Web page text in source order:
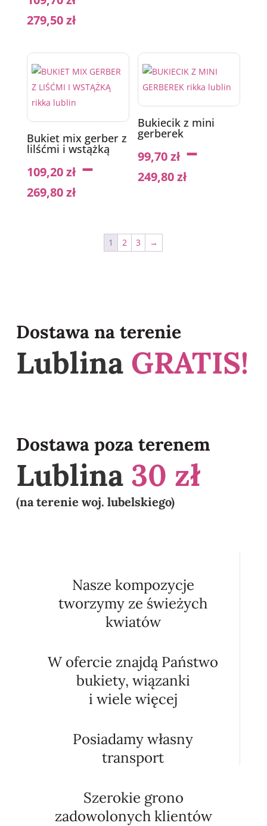
279,50zł
Bukiet mix gerber z
lilśćmi i wstążką
109,20zł–
269,80zł
Bukiecik z mini
gerberek
99,70zł–
249,80zł
1 2 3 →
Dostawa na terenie
Lublina GRATIS!
Dostawa poza terenem
Lublina 30 zł
(na terenie woj. lubelskiego)
Nasze kompozycje
tworzymy ze świeżych
kwiatów
W ofercie znajdą Państwo
bukiety, wiązanki
i wiele więcej
Posiadamy własny
transport
Szerokie grono
zadowolonych klientów